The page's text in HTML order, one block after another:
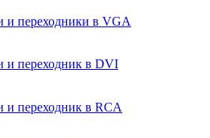
и переходники в VGA
и переходник в DVI
и переходник в RCA